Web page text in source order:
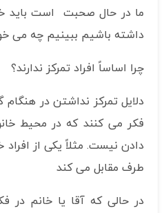
ما در حال صحبت است باید
داشته باشیم ببینیم چه می
چرا اساساً افراد تمرکز ندارند؟
دلایل تمرکز نداشتن در
فکر می کنند که در محیط
دادن نیست. مثلاً یکی از
طرف مقابل می کند
در حالی که آقا یا خانم